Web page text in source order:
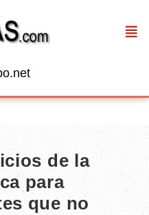
de la
para
que no